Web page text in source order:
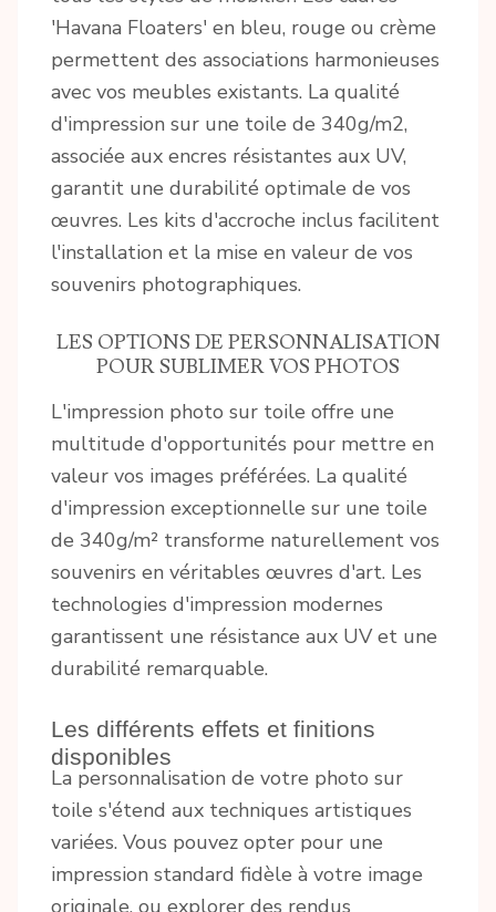
'Havana Floaters' en bleu, rouge ou crème
permettent des associations harmonieuses
avec vos meubles existants. La qualité
d'impression sur une toile de 340g/m2,
associée aux encres résistantes aux UV,
garantit une durabilité optimale de vos
œuvres. Les kits d'accroche inclus facilitent
l'installation et la mise en valeur de vos
souvenirs photographiques.
LES OPTIONS DE PERSONNALISATION
POUR SUBLIMER VOS PHOTOS
L'impression photo sur toile offre une
multitude d'opportunités pour mettre en
valeur vos images préférées. La qualité
d'impression exceptionnelle sur une toile
de 340g/m² transforme naturellement vos
souvenirs en véritables œuvres d'art. Les
technologies d'impression modernes
garantissent une résistance aux UV et une
durabilité remarquable.
Les différents effets et finitions
disponibles
La personnalisation de votre photo sur
toile s'étend aux techniques artistiques
variées. Vous pouvez opter pour une
impression standard fidèle à votre image
originale, ou explorer des rendus